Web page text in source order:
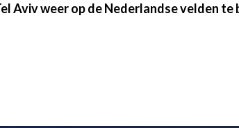
Aviv weer op de Nederlandse velden te